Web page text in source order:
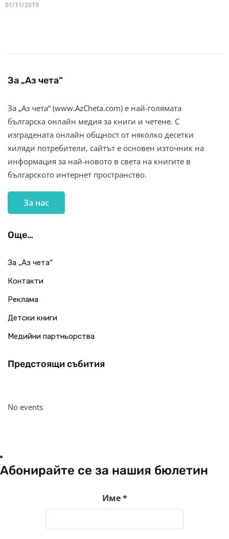
01/11/2019
За „Аз чета“
За „Аз чета“ (www.AzCheta.com) е най-голямата
българска онлайн медия за книги и четене. С
изградената онлайн общност от няколко десетки
хиляди потребители, сайтът е основен източник на
информация за най-новото в света на книгите в
българското интернет пространство.
За нас
Още…
За „Аз чета“
Контакти
Реклама
Детски книги
Медийни партньорства
Предстоящи събития
No events
Абонирайте се за нашия бюлетин
Име*